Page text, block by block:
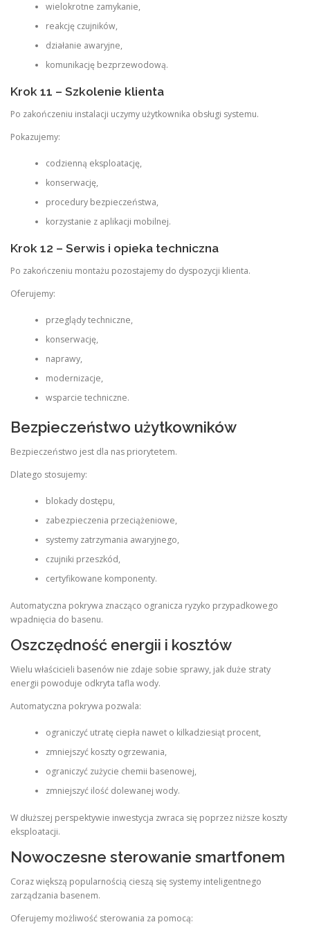
wielokrotne zamykanie,
reakcję czujników,
działanie awaryjne,
komunikację bezprzewodową.
Krok 11 – Szkolenie klienta
Po zakończeniu instalacji uczymy użytkownika obsługi systemu.
Pokazujemy:
codzienną eksploatację,
konserwację,
procedury bezpieczeństwa,
korzystanie z aplikacji mobilnej.
Krok 12 – Serwis i opieka techniczna
Po zakończeniu montażu pozostajemy do dyspozycji klienta.
Oferujemy:
przeglądy techniczne,
konserwację,
naprawy,
modernizacje,
wsparcie techniczne.
Bezpieczeństwo użytkowników
Bezpieczeństwo jest dla nas priorytetem.
Dlatego stosujemy:
blokady dostępu,
zabezpieczenia przeciążeniowe,
systemy zatrzymania awaryjnego,
czujniki przeszkód,
certyfikowane komponenty.
Automatyczna pokrywa znacząco ogranicza ryzyko przypadkowego
wpadnięcia do basenu.
Oszczędność energii i kosztów
Wielu właścicieli basenów nie zdaje sobie sprawy, jak duże straty
energii powoduje odkryta tafla wody.
Automatyczna pokrywa pozwala:
ograniczyć utratę ciepła nawet o kilkadziesiąt procent,
zmniejszyć koszty ogrzewania,
ograniczyć zużycie chemii basenowej,
zmniejszyć ilość dolewanej wody.
W dłuższej perspektywie inwestycja zwraca się poprzez niższe koszty
eksploatacji.
Nowoczesne sterowanie smartfonem
Coraz większą popularnością cieszą się systemy inteligentnego
zarządzania basenem.
Oferujemy możliwość sterowania za pomocą: